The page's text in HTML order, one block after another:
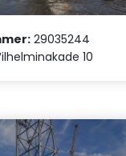
29035244
10